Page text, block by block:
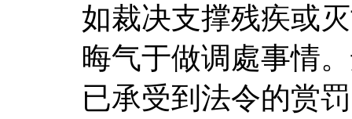
如裁决支撑残疾或
晦气于做调處事情
已承受到法令的赏